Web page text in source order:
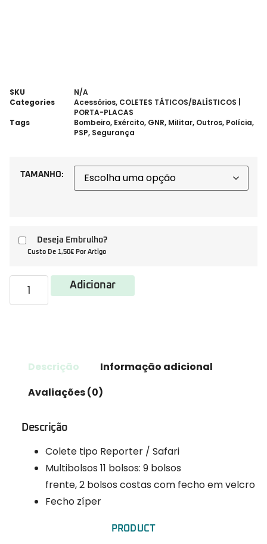
SKU
N/A
Categories
Acessórios, COLETES TÁTICOS/BALÍSTICOS |
PORTA-PLACAS
Tags
Bombeiro, Exército, GNR, Militar, Outros, Polícia,
PSP, Segurança
TAMANHO:
Deseja Embrulho?
Custo De 1,50€ Por Artigo
Adicionar
Descrição
Informação adicional
Avaliações (0)
Descrição
Colete tipo Reporter / Safari
Multibolsos 11 bolsos: 9 bolsos
frente, 2 bolsos costas com fecho em velcro
Fecho zíper
PRODUCT